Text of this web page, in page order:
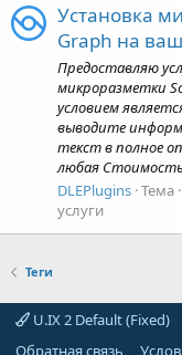
Установка
Graph на
Предоставляю
микроразметки
условием
выводите
текст в полное
любая
DLEPlugins Тема
услуги
Теги
U.IX 2 Default (Fixed)
Обратная связь